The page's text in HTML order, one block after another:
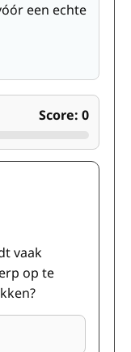
een echte
Score: 0
vaak
op te